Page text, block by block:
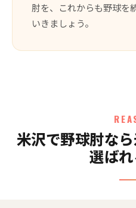
肘を、これからも野球を
いきましょう。
米沢で野球肘な
選ば